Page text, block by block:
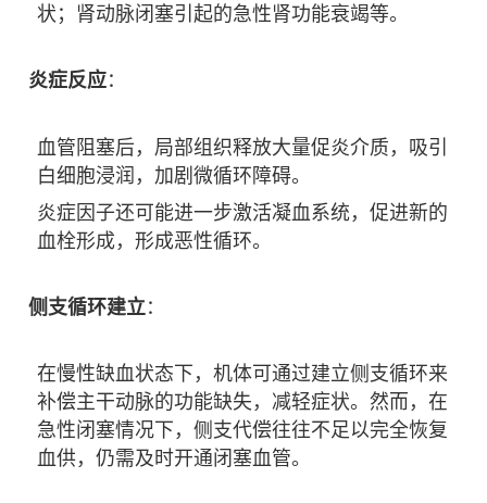
状；肾动脉闭塞引起的急性肾功能衰竭等。
炎症反应：
血管阻塞后，局部组织释放大量促炎介质，吸引
白细胞浸润，加剧微循环障碍。
炎症因子还可能进一步激活凝血系统，促进新的
血栓形成，形成恶性循环。
侧支循环建立：
在慢性缺血状态下，机体可通过建立侧支循环来
补偿主干动脉的功能缺失，减轻症状。然而，在
急性闭塞情况下，侧支代偿往往不足以完全恢复
血供，仍需及时开通闭塞血管。